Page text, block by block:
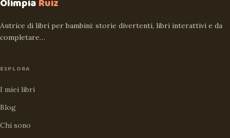
Autrice di libri per bambini: storie divertenti, libri interattivi e da
completare…
ESPLORA
I miei libri
Blog
Chi sono